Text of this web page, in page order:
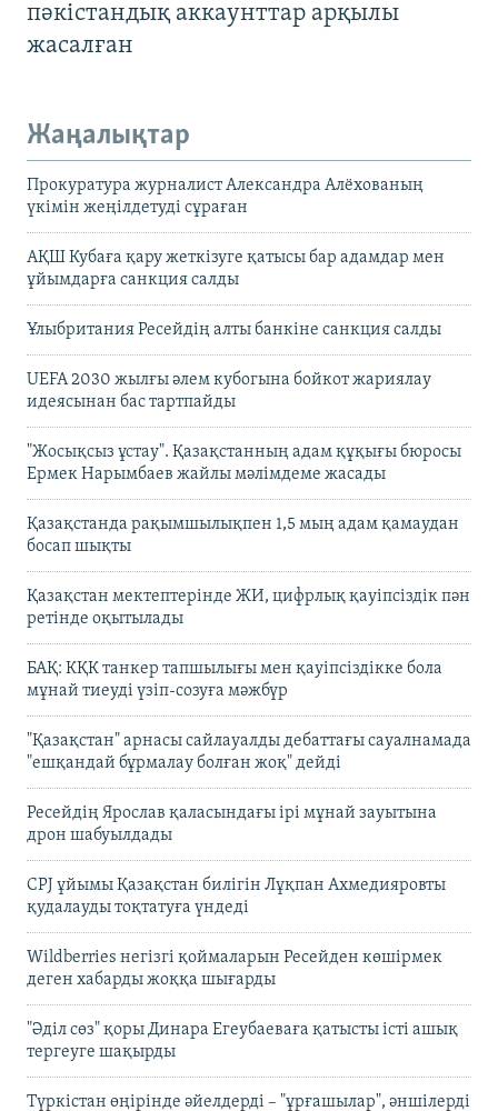
пәкістандық аккаунттар арқылы
жасалған
Жаңалықтар
Прокуратура журналист Александра Алёхованың
үкімін жеңілдетуді сұраған
АҚШ Кубаға қару жеткізуге қатысы бар адамдар мен
ұйымдарға санкция салды
Ұлыбритания Ресейдің алты банкіне санкция салды
UEFA 2030 жылғы әлем кубогына бойкот жариялау
идеясынан бас тартпайды
"Жосықсыз ұстау". Қазақстанның адам құқығы бюросы
Ермек Нарымбаев жайлы мәлімдеме жасады
Қазақстанда рақымшылықпен 1,5 мың адам қамаудан
босап шықты
Қазақстан мектептерінде ЖИ, цифрлық қауіпсіздік пән
ретінде оқытылады
БАҚ: КҚК танкер тапшылығы мен қауіпсіздікке бола
мұнай тиеуді үзіп-созуға мәжбүр
"Қазақстан" арнасы сайлауалды дебаттағы сауалнамада
"ешқандай бұрмалау болған жоқ" дейді
Ресейдің Ярослав қаласындағы ірі мұнай зауытына
дрон шабуылдады
CPJ ұйымы Қазақстан билігін Лұқпан Ахмедияровты
қудалауды тоқтатуға үндеді
Wildberries негізгі қоймаларын Ресейден көшірмек
деген хабарды жоққа шығарды
"Әділ сөз" қоры Динара Егеубаеваға қатысты істі ашық
тергеуге шақырды
Түркістан өңірінде әйелдерді – "ұрғашылар", әншілерді